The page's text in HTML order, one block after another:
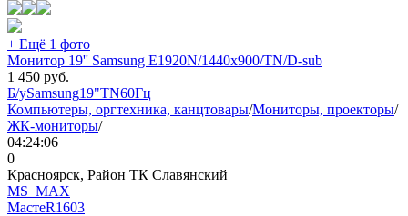
+ Ещё 1 фото
Монитор 19'' Samsung E1920N/1440x900/TN/D-sub
1 450 руб.
Б/уSamsung19"TN60Гц
Компьютеры, оргтехника, канцтовары/Мониторы, проекторы/
ЖК-мониторы/
04:24:06
0
Красноярск, Район ТК Славянский
MS_MAX
МастеR1603